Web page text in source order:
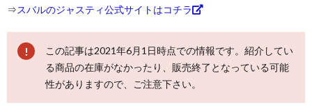
⇒スバルのジャスティ公式サイトはコチラ
この記事は2021年6月1日時点での情報です。紹介してい
る商品の在庫がなかったり、販売終了となっている可能
性がありますので、ご注意下さい。